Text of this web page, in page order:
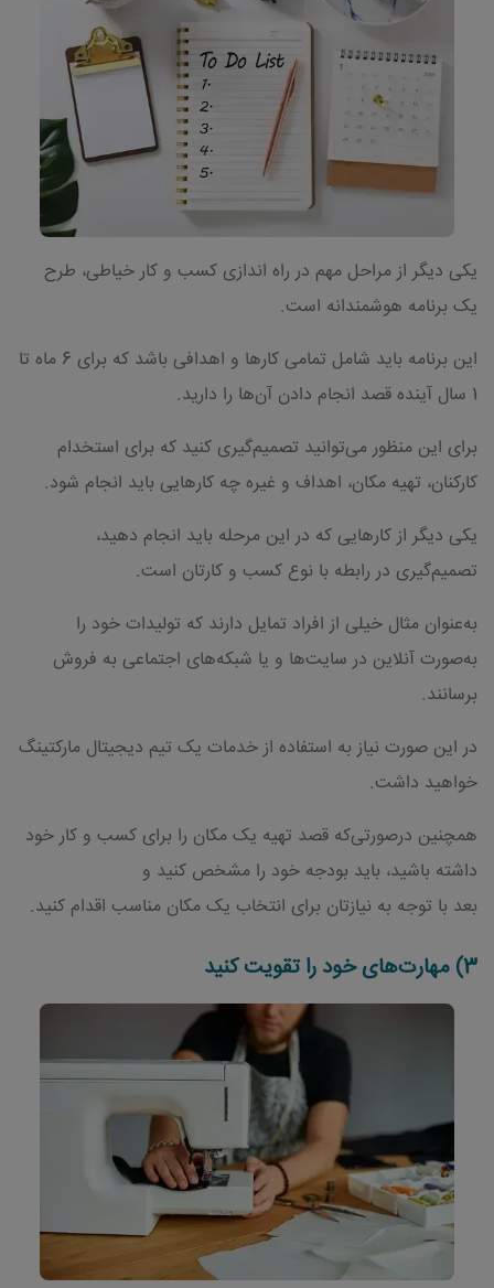
یکی دیگر از مراحل مهم در راه اندازی کسب و کار خیاطی، طرح
یک برنامه هوشمندانه است.
این برنامه باید شامل تمامی کارها و اهدافی باشد که برای 6 ماه تا
1 سال آینده قصد انجام دادن آن‌ها را دارید.
برای این منظور می‌توانید تصمیم‌گیری کنید که برای استخدام
کارکنان، تهیه مکان، اهداف و غیره چه کارهایی باید انجام شود.
یکی دیگر از کارهایی که در این مرحله باید انجام دهید،
تصمیم‌گیری در رابطه با نوع کسب و کارتان است.
به‌عنوان مثال خیلی از افراد تمایل دارند که تولیدات خود را
به‌صورت آنلاین در سایت‌ها و یا شبکه‌های اجتماعی به فروش
برسانند.
در این صورت نیاز به استفاده از خدمات یک تیم دیجیتال مارکتینگ
خواهید داشت.
همچنین درصورتی‌که قصد تهیه یک مکان را برای کسب و کار خود
داشته باشید، باید بودجه خود را مشخص کنید و
بعد با توجه به نیازتان برای انتخاب یک مکان مناسب اقدام کنید.
3) مهارت‌های خود را تقویت کنید